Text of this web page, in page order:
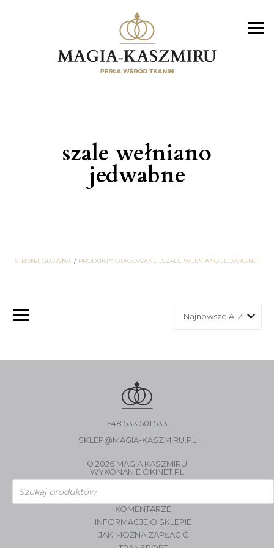
szale wełniano
jedwabne
STRONA GŁÓWNA PRODUKTY OTAGOWANE „SZALE WEŁNIANO JEDWABNE”
+48 533 501 533
SKLEP@MAGIA-KASZMIRU.PL
© 2026 MAGIA KASZMIRU
WYKONANIE OKINET.PL
Wyszukiwarka
produktów
KOMENTARZE
INFORMACJE O SKLEPIE
JAK MOŻNA ZAPŁACIĆ